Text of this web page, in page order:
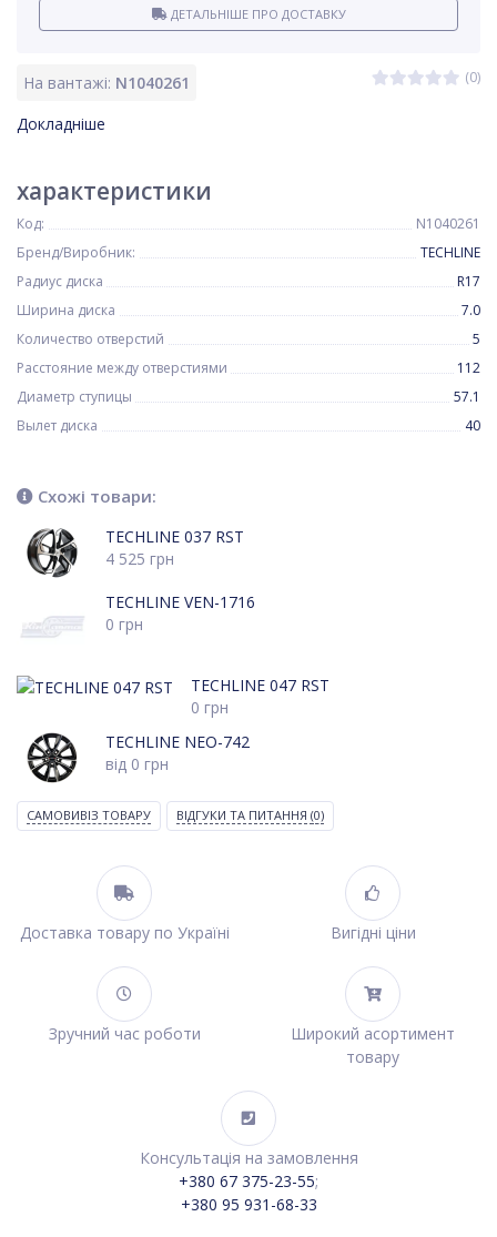
На вантажі: N1040261 (0)
Докладніше
ДЕТАЛЬНІШЕ ПРО ДОСТАВКУ
Схожі товари:
TECHLINE 037 RST
4 525 грн
TECHLINE VEN-1716
0 грн
TECHLINE 047 RST
0 грн
TECHLINE NEO-742
від 0 грн
характеристики
Код:
N1040261
Бренд/Виробник:
TECHLINE
Радиус диска
R17
Ширина диска
7.0
Количество отверстий
5
Расстояние между отверстиями
112
Диаметр ступицы
57.1
Вылет диска
40
САМОВИВІЗ ТОВАРУ ВІДГУКИ ТА ПИТАННЯ (0)
Доставка товару по Україні Вигідні ціни
Зручний час роботи
Широкий асортимент
товару
Консультація на замовлення
+380 67 375-23-55;
+380 95 931-68-33